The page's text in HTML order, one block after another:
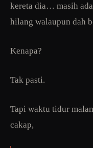
kereta dia… masih
hilang walaupun dah
Kenapa?
Tak pasti.
Tapi waktu tidur
cakap,